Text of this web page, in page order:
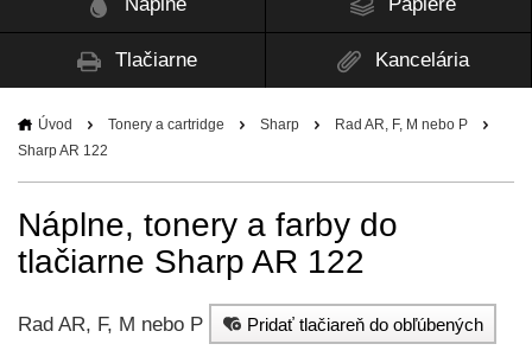
Tlačiarne Kancelária
Úvod Tonery a cartridge Sharp
Rad AR, F, M nebo P
Sharp AR 122
Náplne, tonery a farby do
tlačiarne Sharp AR 122
Rad AR, F, M nebo P Pridať tlačiareň do obľúbených